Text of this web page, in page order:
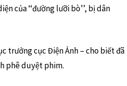
của ‘‘đường lưỡi bò’’, bị dân
trưởng cục Điện Ảnh – cho biết đã
phê duyệt phim.